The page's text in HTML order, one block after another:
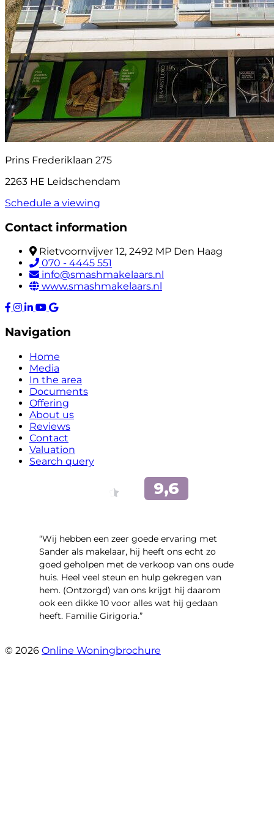
Prins Frederiklaan 275
2263 HE Leidschendam
Schedule a viewing
Contact information
Rietvoornvijver 12, 2492 MP Den Haag
070 - 4445 551
info@smashmakelaars.nl
www.smashmakelaars.nl
Navigation
Home
Media
In the area
Documents
Offering
About us
Reviews
Contact
Valuation
Search query
“Wij hebben een zeer goede ervaring met
Sander als makelaar, hij heeft ons echt zo
goed geholpen met de verkoop van ons oude
huis. Heel veel steun en hulp gekregen van
hem. (Ontzorgd) van ons krijgt hij daarom
ook een dikke 10 voor alles wat hij gedaan
heeft. Familie Girigoria.”
© 2026 Online Woningbrochure